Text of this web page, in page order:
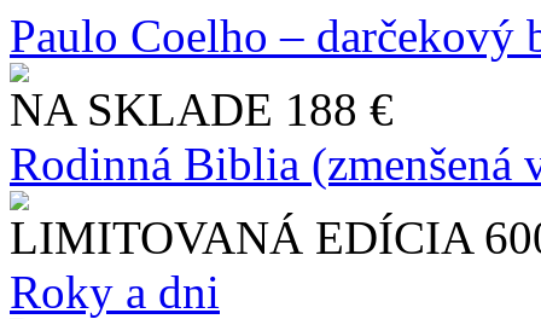
Paulo Coelho – darčekový
NA SKLADE 188 €
Rodinná Biblia (zmenšená
LIMITOVANÁ EDÍCIA
Roky a dni